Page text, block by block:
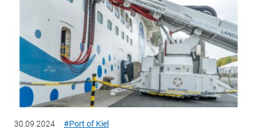
30.09.2024 #Port of Kiel